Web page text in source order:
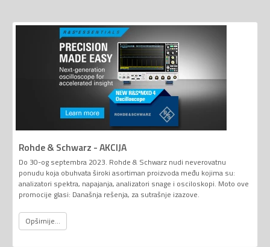
Rohde & Schwarz - AKCIJA
Do 30-og septembra 2023. Rohde & Schwarz nudi neverovatnu
ponudu koja obuhvata široki asortiman proizvoda među kojima su:
analizatori spektra, napajanja, analizatori snage i osciloskopi. Moto ove
promocije glasi: Današnja rešenja, za sutrašnje izazove.
Opširnije...